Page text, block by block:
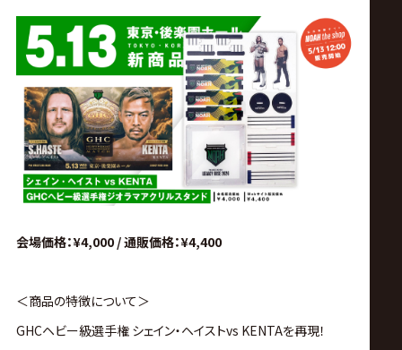
会場価格：¥4,000 / 通販価格：¥4,400
＜商品の特徴について＞
GHCヘビー級選手権 シェイン・ヘイストvs KENTAを再現！